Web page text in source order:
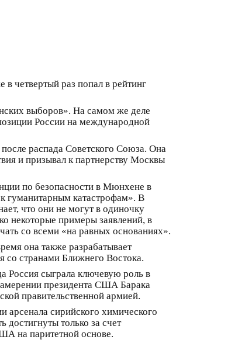
четвертый раз попал в рейтинг
выборов». На самом же деле
России на международной
распада Советского Союза. Она
и призывал к партнерству Москвы
по безопасности в Мюнхене в
гуманитарным катастрофам». В
что они не могут в одиночку
некоторые примеры заявлений, в
со всеми «на равных основаниях».
она также разрабатывает
со странами Ближнего Востока.
Россия сыграла ключевую роль в
президента США Барака
правительственной армией.
сирийского химического
только за счет
на паритетной основе.